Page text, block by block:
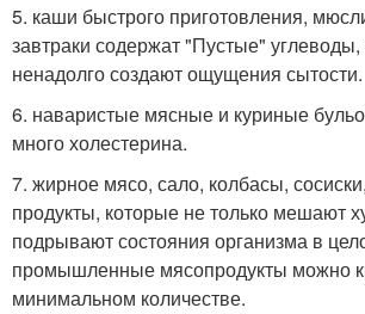
5. каши быстрого приготовления,
завтраки содержат "Пустые"
ненадолго создают ощущения сытости.
6. наваристые мясные и куриные
много холестерина.
7. жирное мясо, сало, колбасы,
продукты, которые не только мешают
подрывают состояния организма в
промышленные мясопродукты можно
минимальном количестве.